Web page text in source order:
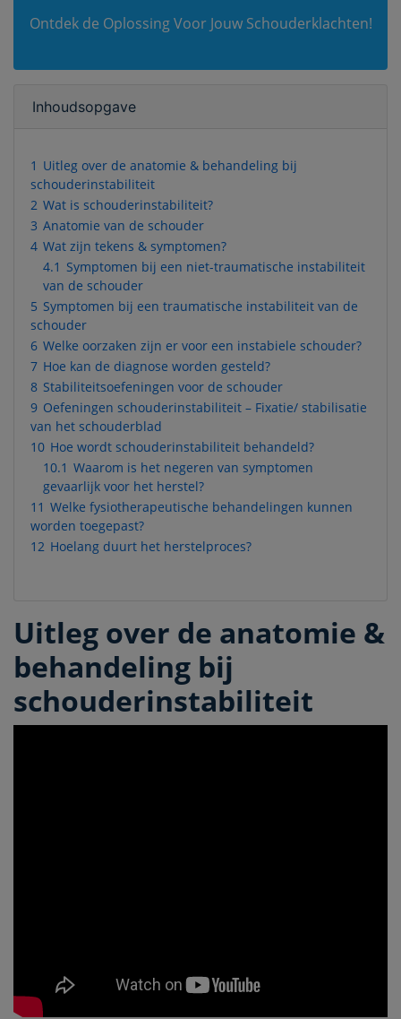
Ontdek de Oplossing Voor Jouw Schouderklachten!
Uitleg over de anatomie &
behandeling bij
schouderinstabiliteit
Inhoudsopgave
1 Uitleg over de anatomie & behandeling bij
schouderinstabiliteit
2 Wat is schouderinstabiliteit?
3 Anatomie van de schouder
4 Wat zijn tekens & symptomen?
4.1 Symptomen bij een niet-traumatische instabiliteit
van de schouder
5 Symptomen bij een traumatische instabiliteit van de
schouder
6 Welke oorzaken zijn er voor een instabiele schouder?
7 Hoe kan de diagnose worden gesteld?
8 Stabiliteitsoefeningen voor de schouder
9 Oefeningen schouderinstabiliteit – Fixatie/ stabilisatie
van het schouderblad
10 Hoe wordt schouderinstabiliteit behandeld?
10.1 Waarom is het negeren van symptomen
gevaarlijk voor het herstel?
11 Welke fysiotherapeutische behandelingen kunnen
worden toegepast?
12 Hoelang duurt het herstelproces?